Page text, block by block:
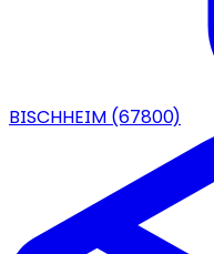
BISCHHEIM (67800)